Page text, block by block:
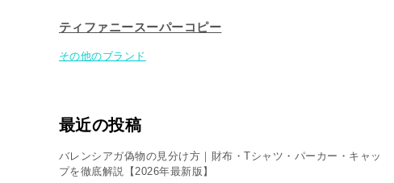
ティファニースーパーコピー
その他のブランド
最近の投稿
バレンシアガ偽物の見分け方｜財布・Tシャツ・パーカー・キャッ
プを徹底解説【2026年最新版】